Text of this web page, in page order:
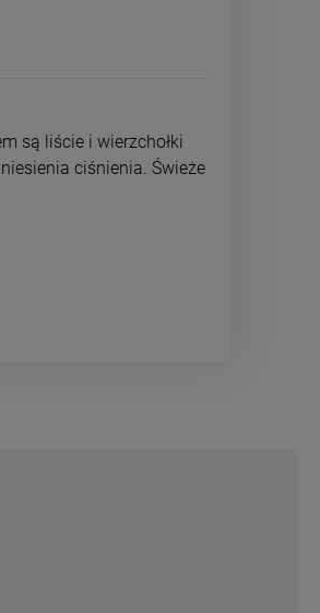
są liście i wierzchołki
ciśnienia. Świeże